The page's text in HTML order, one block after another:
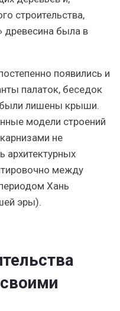
строительства,
древесина была в
появились и
палаток, беседок
лишены крыши.
модели строений
не
архитектурных
между
Хань
эры).